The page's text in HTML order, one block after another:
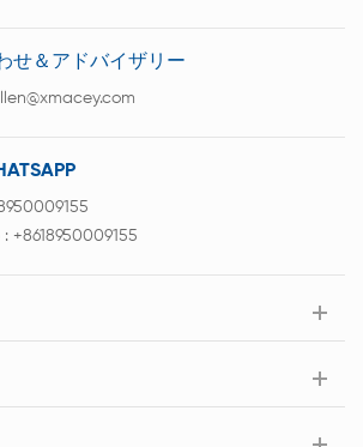
せ＆アドバイザリー
: +8618950009155